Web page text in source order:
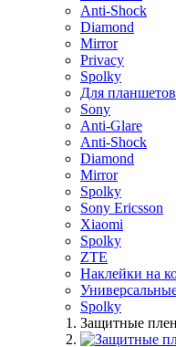
Anti-Shock
Diamond
Mirror
Privacy
Spolky
Для планшетов
Sony
Anti-Glare
Anti-Shock
Diamond
Mirror
Spolky
Sony Ericsson
Xiaomi
Spolky
ZTE
Наклейки на
Spolky
Защитные